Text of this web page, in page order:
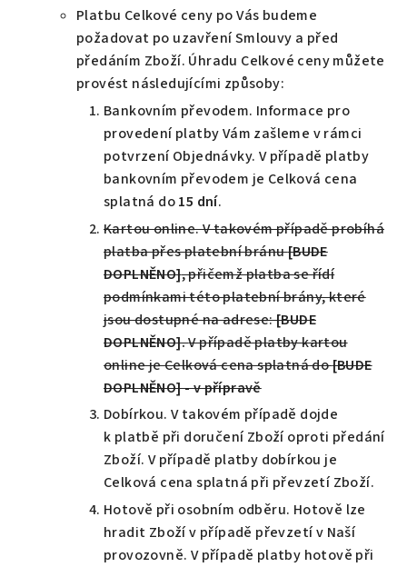
Platbu Celkové ceny po Vás budeme
požadovat po uzavření Smlouvy a před
předáním Zboží. Úhradu Celkové ceny můžete
provést následujícími způsoby:
Bankovním převodem. Informace pro
provedení platby Vám zašleme v rámci
potvrzení Objednávky. V případě platby
bankovním převodem je Celková cena
splatná do15 dní.
Kartou online. V takovém případě probíhá
platba přes platební bránu[BUDE
DOPLNĚNO], přičemž platba se řídí
podmínkami této platební brány, které
jsou dostupné na adrese:[BUDE
DOPLNĚNO].V případě platby kartou
online je Celková cena splatná do[BUDE
DOPLNĚNO] - v přípravě
Dobírkou. V takovém případě dojde
k platbě při doručení Zboží oproti předání
Zboží. V případě platby dobírkou je
Celková cena splatná při převzetí Zboží.
Hotově při osobním odběru. Hotově lze
hradit Zboží v případě převzetí v Naší
provozovně. V případě platby hotově při